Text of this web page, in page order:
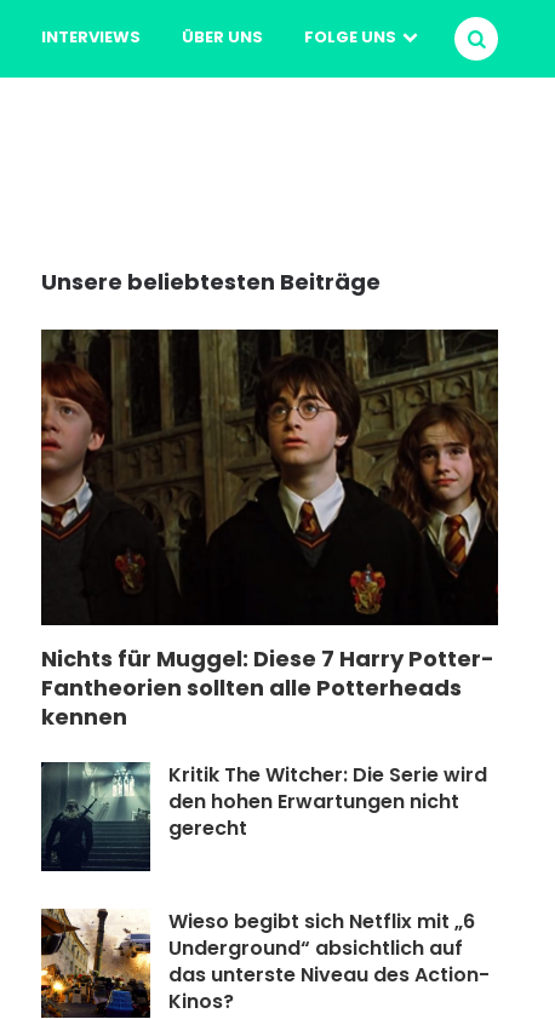
INTERVIEWS ÜBER UNS
FOLGE UNS
SUCHEN
Unsere beliebtesten Beiträge
Nichts für Muggel: Diese 7 Harry Potter-
Fantheorien sollten alle Potterheads
kennen
Kritik The Witcher: Die Serie wird
den hohen Erwartungen nicht
gerecht
Wieso begibt sich Netflix mit „6
Underground“ absichtlich auf
das unterste Niveau des Action-
Kinos?